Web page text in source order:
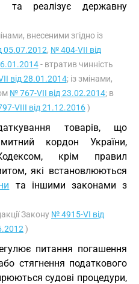
та реалізує державну
внесеними згідно із
05.07.2012, № 404-VII від
- втратив чинність
від 28.01.2014; із змінами,
№ 767-VII від 23.02.2014; в
VIII від 21.12.2016)
товарів, що
кордон України,
крім правил
які встановлюються
та іншими законами з
Закону № 4915-VI від
)
питання погашення
стягнення податкового
судові процедури,